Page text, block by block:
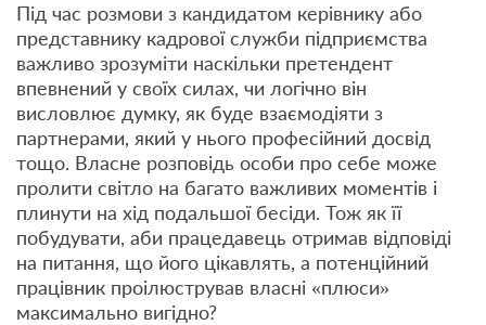
Під час розмови з кандидатом керівнику або
представнику кадрової служби підприємства
важливо зрозуміти наскільки претендент
впевнений у своїх силах, чи логічно він
висловлює думку, як буде взаємодіяти з
партнерами, який у нього професійний досвід
тощо. Власне розповідь особи про себе може
пролити світло на багато важливих моментів і
плинути на хід подальшої бесіди. Тож як її
побудувати, аби працедавець отримав відповіді
на питання, що його цікавлять, а потенційний
працівник проілюстрував власні «плюси»
максимально вигідно?